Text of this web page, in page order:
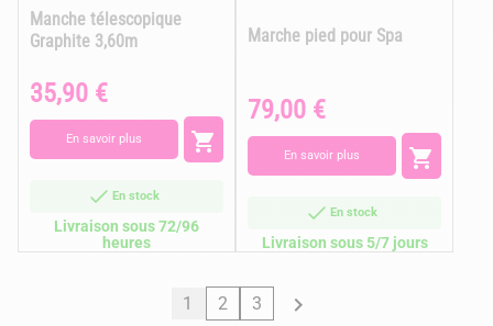
Manche télescopique
Graphite 3,60m
Prix
35,90 €
En savoir plus 
En stock
Livraison sous 72/96
heures
Marche pied pour Spa
Prix
79,00 €
En savoir plus 
En stock
Livraison sous 5/7 jours
1 2 3 